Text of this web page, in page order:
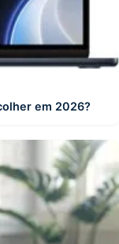
em 2026?